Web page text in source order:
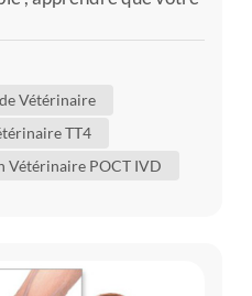
. voici quelques
thyroïdiennes les
Vétérinaire
TT4
Vétérinaire POCT IVD